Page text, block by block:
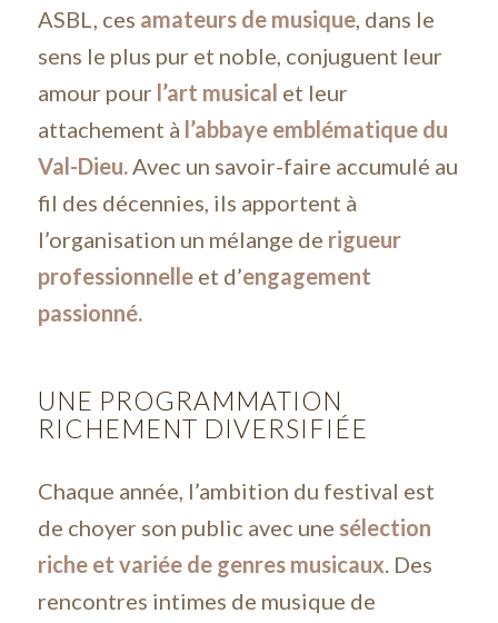
ASBL, ces amateurs de musique, dans le
sens le plus pur et noble, conjuguent leur
amour pour l’art musical et leur
attachement à l’abbaye emblématique du
Val-Dieu.Avec un savoir-faire accumulé au
fil des décennies, ils apportent à
l’organisation un mélange de rigueur
professionnelleet d’engagement
passionné.
UNE PROGRAMMATION
RICHEMENT DIVERSIFIÉE
Chaque année, l’ambition du festival est
de choyer son public avec une sélection
riche et variée de genres musicaux. Des
rencontres intimes de musique de